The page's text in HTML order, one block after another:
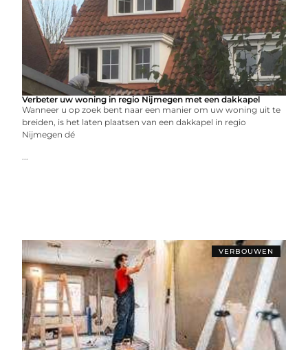
Verbeter uw woning in regio Nijmegen met een dakkapel
Wanneer u op zoek bent naar een manier om uw woning uit te
breiden, is het laten plaatsen van een dakkapel in regio
Nijmegen dé
...
VERBOUWEN